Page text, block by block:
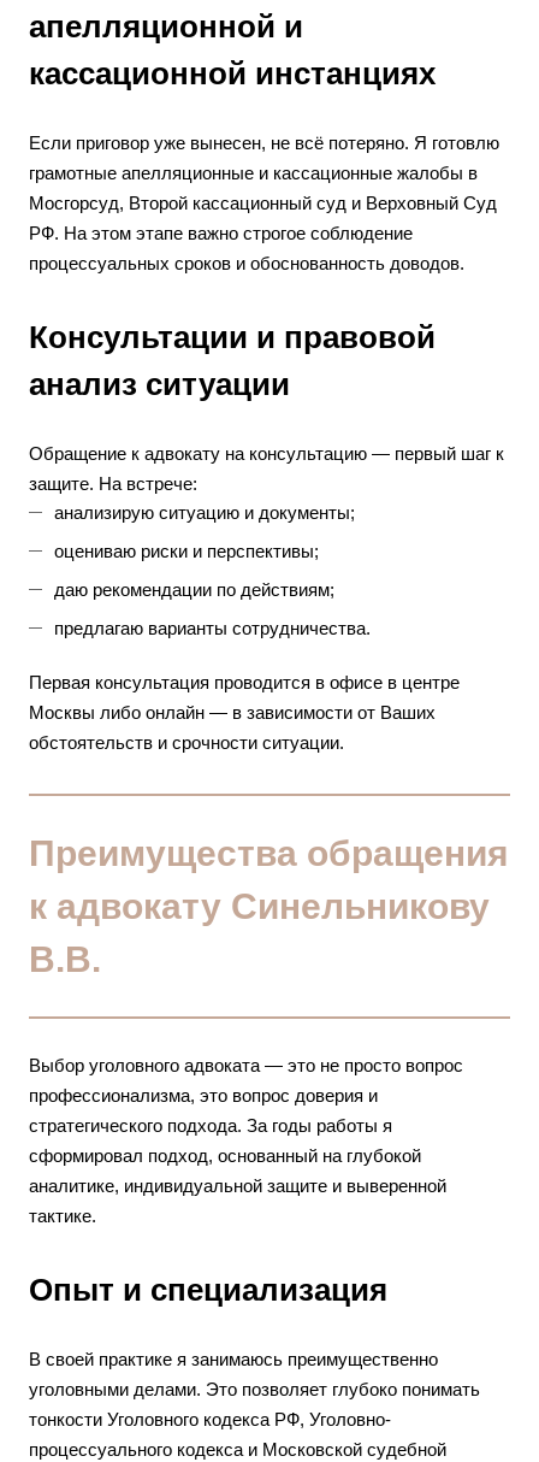
апелляционной и
кассационной инстанциях
Если приговор уже вынесен, не всё потеряно. Я готовлю
грамотные апелляционные и кассационные жалобы в
Мосгорсуд, Второй кассационный суд и Верховный Суд
РФ. На этом этапе важно строгое соблюдение
процессуальных сроков и обоснованность доводов.
Консультации и правовой
анализ ситуации
Обращение к адвокату на консультацию — первый шаг к
защите. На встрече:
анализирую ситуацию и документы;
оцениваю риски и перспективы;
даю рекомендации по действиям;
предлагаю варианты сотрудничества.
Первая консультация проводится в офисе в центре
Москвы либо онлайн — в зависимости от Ваших
обстоятельств и срочности ситуации.
Преимущества обращения
к адвокату Синельникову
В.В.
Выбор уголовного адвоката — это не просто вопрос
профессионализма, это вопрос доверия и
стратегического подхода. За годы работы я
сформировал подход, основанный на глубокой
аналитике, индивидуальной защите и выверенной
тактике.
Опыт и специализация
В своей практике я занимаюсь преимущественно
уголовными делами. Это позволяет глубоко понимать
тонкости Уголовного кодекса РФ, Уголовно-
процессуального кодекса и Московской судебной